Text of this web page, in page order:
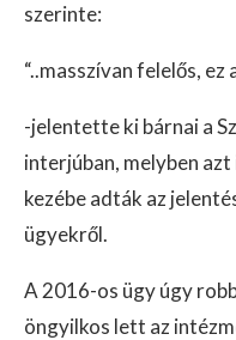
szerinte:
“..masszívan felelős, ez
-jelentette ki bárnai a
interjúban, melyben
kezébe adták az
ügyekről.
A 2016-os ügy úgy
öngyilkos lett az